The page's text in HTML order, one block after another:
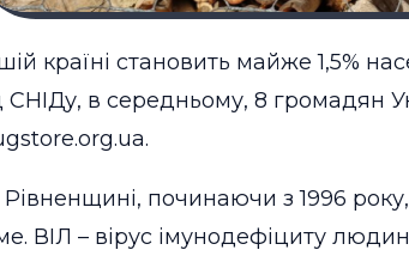
країні становить майже 1,5%
СНІДу, в середньому, 8 громадян
починаючи з 1996
ВІЛ – вірус імунодефіциту